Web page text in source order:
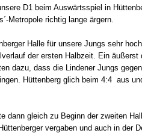
D1 beim Auswärtsspiel in
Metropole richtig lange ärgern.
Halle für unsere Jungs sehr
der ersten Halbzeit. Ein
dazu, dass die Lindener Jungs
Hüttenberg glich beim 4:4 aus
dann gleich zu Beginn der zweiten
vergaben und auch in der